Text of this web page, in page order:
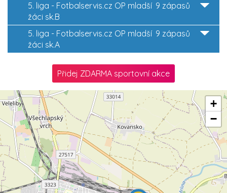
9 zápasů
5. liga - Fotbalservis.cz OP mladší
žáci sk.B
9 zápasů
5. liga - Fotbalservis.cz OP mladší
žáci sk.A
Přidej ZDARMA sportovní akce
+
−